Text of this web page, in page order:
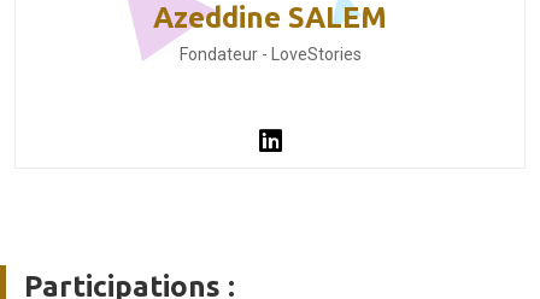
Azeddine SALEM
Fondateur - LoveStories
Participations :